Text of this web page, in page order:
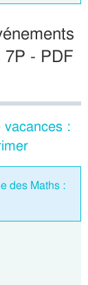
7P - PDF
:
des Maths :